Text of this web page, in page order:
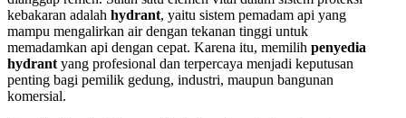
kebakaran adalah hydrant, yaitu sistem pemadam api yang
mampu mengalirkan air dengan tekanan tinggi untuk
memadamkan api dengan cepat. Karena itu, memilih penyedia
hydrant yang profesional dan terpercaya menjadi keputusan
penting bagi pemilik gedung, industri, maupun bangunan
komersial.